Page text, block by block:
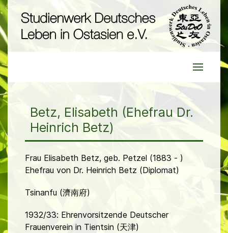
Betz, Elisabeth (Ehefrau Dr.
Heinrich Betz)
Frau Elisabeth Betz, geb. Petzel (1883 - )
Ehefrau von Dr. Heinrich Betz (Diplomat)
Tsinanfu (濟南府)
1932/33: Ehrenvorsitzende Deutscher
Frauenverein in Tientsin (天津)